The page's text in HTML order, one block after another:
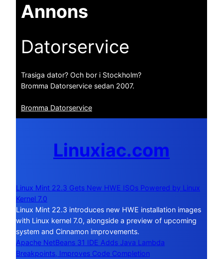
Annons
Datorservice
Trasiga dator? Och bor i Stockholm?
Bromma Datorservice sedan 2007.
Bromma Datorservice
Linuxiac.com
Linux Mint 22.3 Gets New HWE ISOs Powered by Linux
Kernel 7.0
Linux Mint 22.3 introduces new HWE installation images
with Linux kernel 7.0, alongside a preview of upcoming
system and Cinnamon improvements.
Apache NetBeans 31 IDE Adds Java Lambda
Breakpoints, Improves Code Completion